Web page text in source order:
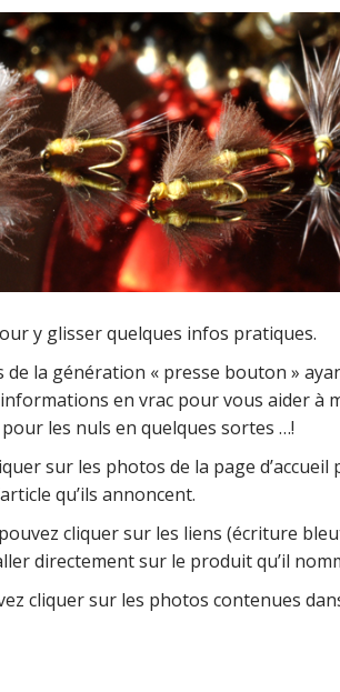
y glisser quelques infos pratiques.
de la génération « presse bouton »
en vrac pour vous aider à
les nuls en quelques sortes …!
sur les photos de la page
qu’ils annoncent.
cliquer sur les liens (écriture
directement sur le produit qu’il
cliquer sur les photos contenues